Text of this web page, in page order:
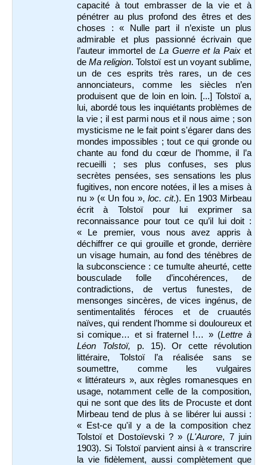
capacité à tout embrasser de la vie et à
pénétrer au plus profond des êtres et des
choses : « Nulle part il n’existe un plus
admirable et plus passionné écrivain que
l’auteur immortel de La Guerre et la Paix et
deMa religion. Tolstoï est un voyant sublime,
un de ces esprits très rares, un de ces
annonciateurs, comme les siècles n’en
produisent que de loin en loin. [...] Tolstoï a,
lui, abordé tous les inquiétants problèmes de
la vie ; il est parmi nous et il nous aime ; son
mysticisme ne le fait point s'égarer dans des
mondes impossibles ; tout ce qui gronde ou
chante au fond du cœur de l’homme, il l’a
recueilli ; ses plus confuses, ses plus
secrètes pensées, ses sensations les plus
fugitives, non encore notées, il les a mises à
nu » (« Un fou », loc. cit.). En 1903 Mirbeau
écrit à Tolstoï pour lui exprimer sa
reconnaissance pour tout ce qu’il lui doit :
« Le premier, vous nous avez appris à
déchiffrer ce qui grouille et gronde, derrière
un visage humain, au fond des ténèbres de
la subconscience : ce tumulte aheurté, cette
bousculade folle d’incohérences, de
contradictions, de vertus funestes, de
mensonges sincères, de vices ingénus, de
sentimentalités féroces et de cruautés
naïves, qui rendent l’homme si douloureux et
si comique… et si fraternel !… » (Lettre à
Léon Tolstoï, p. 15). Or cette révolution
littéraire, Tolstoï l’a réalisée sans se
soumettre, comme les vulgaires
« littérateurs », aux règles romanesques en
usage, notamment celle de la composition,
qui ne sont que des lits de Procuste et dont
Mirbeau tend de plus à se libérer lui aussi :
« Est-ce qu'il y a de la composition chez
Tolstoï et Dostoïevski ? » (L'Aurore, 7 juin
1903). Si Tolstoï parvient ainsi à « transcrire
la vie fidèlement, aussi complètement que